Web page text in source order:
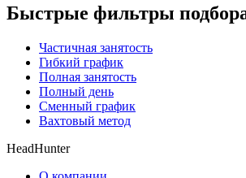
Быстрые фильтры
Частичная занятость
Гибкий график
Полная занятость
Полный день
Сменный график
Вахтовый метод
HeadHunter